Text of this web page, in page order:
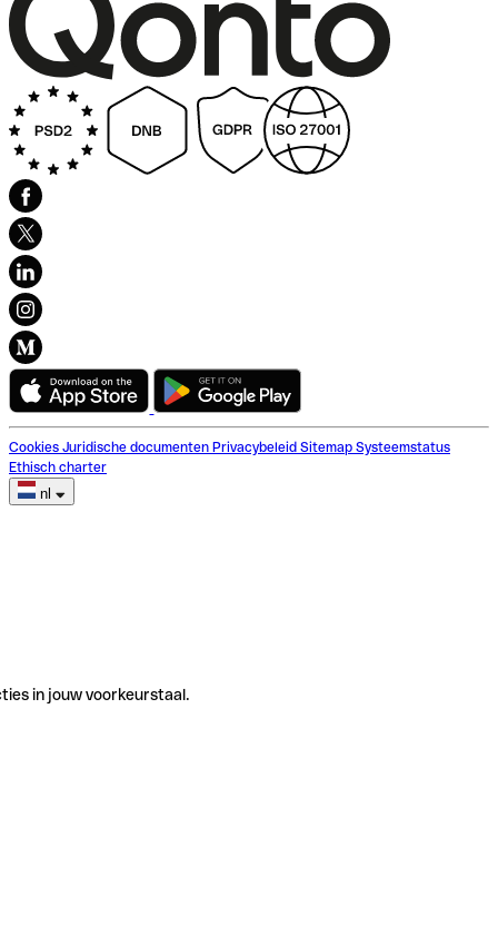
Cookies Juridische documenten Privacybeleid Sitemap Systeemstatus
Ethisch charter
nl
in jouw voorkeurstaal.